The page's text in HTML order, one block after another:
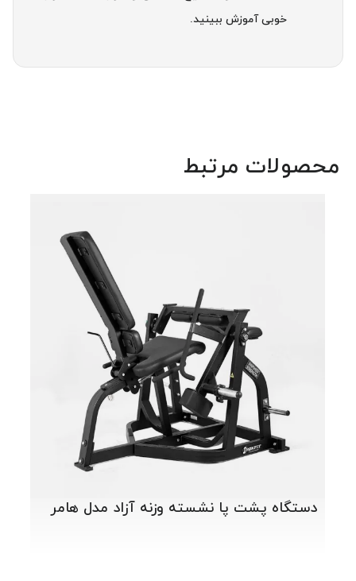
خوبی آموزش ببینید.
محصولات مرتبط
دستگاه پشت پا نشسته وزنه آزاد مدل هامر